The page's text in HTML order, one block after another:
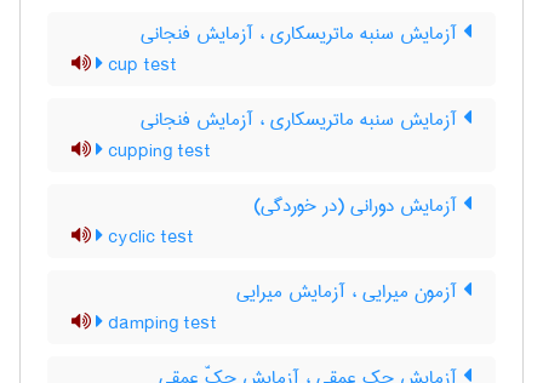
آزمایش سنبه ماتریسکاری ، آزمایش فنجانی
cup test
آزمایش سنبه ماتریسکاری ، آزمایش فنجانی
cupping test
آزمایش دورانی (در خوردگی)
cyclic test
آزمون میرایی ، آزمایش میرایی
damping test